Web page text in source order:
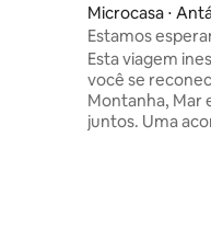
Microcasa ⋅
Estamos
amantes da
Esta viagem
você se
Montanha, Mar
juntos. Uma